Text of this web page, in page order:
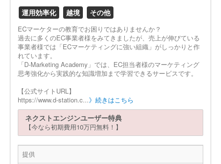
運用効率化 越境 その他
ECマーケターの教育でお困りではありませんか？
過去に多くのEC事業者様をみてきましたが、売上が伸びている
事業者様では「ECマーケティングに強い組織」がしっかりと作
れています。
「D-Marketing Academy」では、EC担当者様のマーケティング
思考強化から実践的な知識増加まで学習できるサービスです。
【公式サイトURL】
https://www.d-station.c...》続きはこちら
ネクストエンジンユーザー特典
【今なら初期費用10万円無料！】
提供